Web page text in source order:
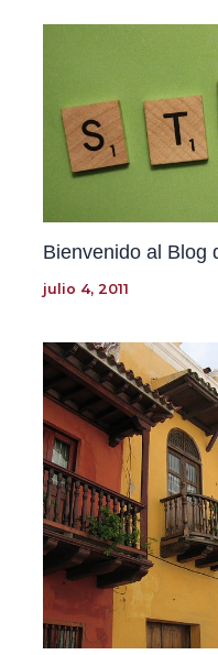
Bienvenido al Blog
julio 4, 2011